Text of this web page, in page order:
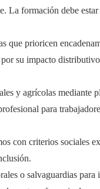
La formación debe
que prioricen
su impacto
y agrícolas mediante
para
con criterios sociales
o salvaguardias para